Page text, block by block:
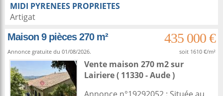
MIDI PYRENEES PROPRIETES
Artigat
Maison 9 pièces 270 m²
435 000 €
Annonce gratuite du 01/08/2026. soit 1610 €/m²
Vente maison 270 m2sur
Lairiere( 11330 - Aude )